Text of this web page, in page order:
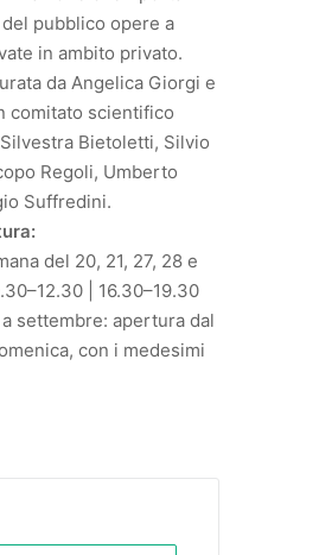
del pubblico opere a
in ambito privato.
da Angelica Giorgi e
comitato scientifico
Bietoletti, Silvio
Regoli, Umberto
Suffredini.
del 20, 21, 27, 28 e
| 16.30–19.30
settembre: apertura dal
con i medesimi